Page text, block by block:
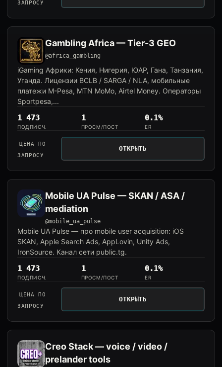
ЗАПРОСУ
Gambling Africa — Tier-3 GEO
@africa_gambling
iGaming Африки: Кения, Нигерия, ЮАР, Гана, Танзания,
Уганда. Лицензии BCLB / SARGA / NLA, мобильные
платежи M-Pesa, MTN MoMo, Airtel Money. Операторы
Sportpesa,...
1 473
ПОДПИСЧ.
1
ПРОСМ/ПОСТ
0.1%
ER
ЦЕНА ПО
ЗАПРОСУ
ОТКРЫТЬ
Mobile UA Pulse — SKAN / ASA /
mediation
@mobile_ua_pulse
Mobile UA Pulse — про mobile user acquisition: iOS
SKAN, Apple Search Ads, AppLovin, Unity Ads,
IronSource. Канал сети public.tg.
1 473
ПОДПИСЧ.
1
ПРОСМ/ПОСТ
0.1%
ER
ЦЕНА ПО
ЗАПРОСУ
ОТКРЫТЬ
Creo Stack — voice / video /
prelander tools